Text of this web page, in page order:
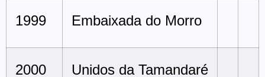
1999 Embaixada do Morro
2000 Unidos da Tamandaré